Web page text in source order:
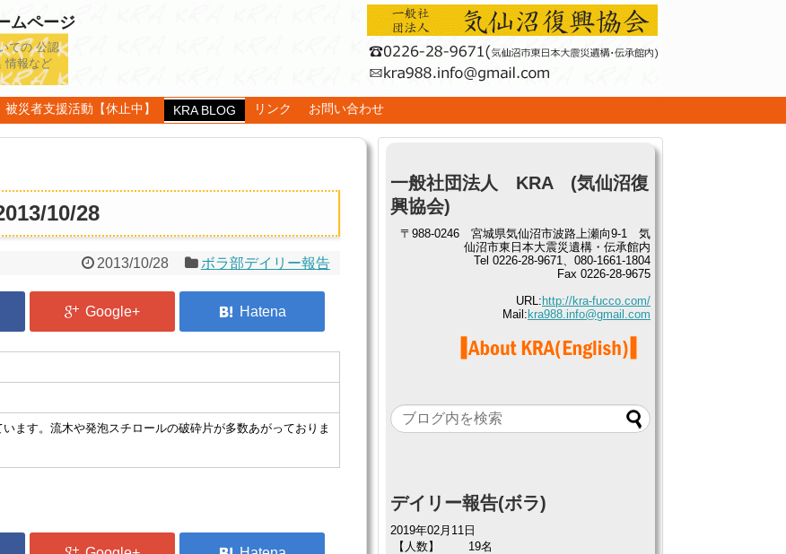
ムページ
ての 公認
情報など
被災者支援活動【休止中】 KRA BLOG リンク お問い合わせ
10/28
2013/10/28 ボラ部デイリー報告
ます。流木や発泡スチロールの破砕片が多数あがっておりま
一般社団法人 KRA (気仙沼復
興協会)
〒988-0246 宮城県気仙沼市波路上瀬向9-1 気
仙沼市東日本大震災遺構・伝承館内
Tel 0226-28-9671、080-1661-1804
Fax 0226-28-9675
URL: http://kra-fucco.com/
Mail: kra988.info@gmail.com
デイリー報告(ボラ)
2019年02月11日
【人数】
19名